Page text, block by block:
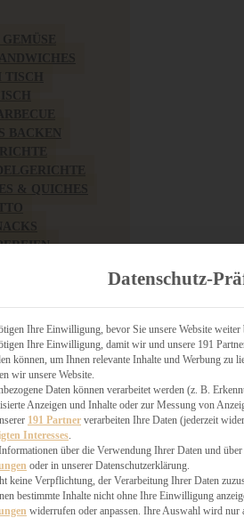
CHUTNEYS
Datenschutz-
Ihre Einwilligung, bevor Sie unsere Website weiter
Ihre Einwilligung, damit wir und unsere 191
können, um Ihnen relevante Inhalte und Werbung zu
wir unsere Website.
Daten können verarbeitet werden (z. B.
Anzeigen und Inhalte oder zur Messung von
191 Partner verarbeiten Ihre Daten (jederzeit
Interesses
über die Verwendung Ihrer Daten und
oder in unserer Datenschutzerklärung.
keine Verpflichtung, der Verarbeitung Ihrer Daten
bestimmte Inhalte nicht ohne Ihre Einwilligung
widerrufen oder anpassen. Ihre Auswahl wird nur